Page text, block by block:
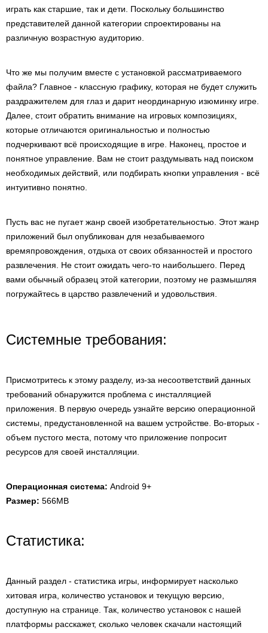
играть как старшие, так и дети. Поскольку большинство
представителей данной категории спроектированы на
различную возрастную аудиторию.
Что же мы получим вместе с установкой рассматриваемого
файла? Главное - классную графику, которая не будет служить
раздражителем для глаз и дарит неординарную изюминку игре.
Далее, стоит обратить внимание на игровых композициях,
которые отличаются оригинальностью и полностью
подчеркивают всё происходящие в игре. Наконец, простое и
понятное управление. Вам не стоит раздумывать над поиском
необходимых действий, или подбирать кнопки управления - всё
интуитивно понятно.
Пусть вас не пугает жанр своей изобретательностью. Этот жанр
приложений был опубликован для незабываемого
времяпровождения, отдыха от своих обязанностей и простого
развлечения. Не стоит ожидать чего-то наибольшего. Перед
вами обычный образец этой категории, поэтому не размышляя
погружайтесь в царство развлечений и удовольствия.
Системные требования:
Присмотритесь к этому разделу, из-за несоответствий данных
требований обнаружится проблема с инсталляцией
приложения. В первую очередь узнайте версию операционной
системы, предустановленной на вашем устройстве. Во-вторых -
объем пустого места, потому что приложение попросит
ресурсов для своей инсталляции.
Операционная система: Android 9+
Размер: 566MB
Статистика:
Данный раздел - статистика игры, информирует насколько
хитовая игра, количество установок и текущую версию,
доступную на странице. Так, количество установок с нашей
платформы расскажет, сколько человек скачали настоящий